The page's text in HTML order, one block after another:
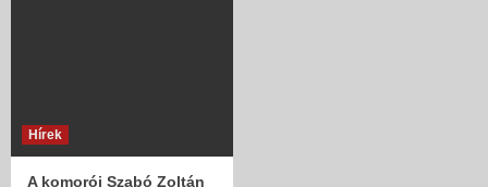
Hírek
A komorói Szabó Zoltán